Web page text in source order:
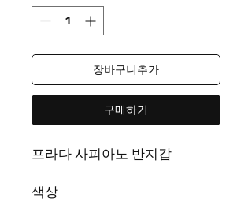
장바구니추가
구매하기
프라다 사피아노 반지갑
색상